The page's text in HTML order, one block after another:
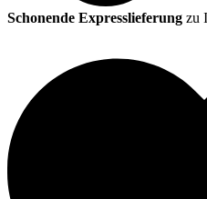
Schonende Expresslieferung zu